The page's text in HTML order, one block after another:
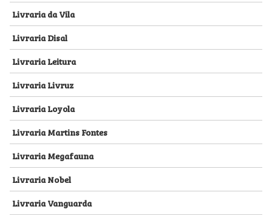
Livraria da Vila
Livraria Disal
Livraria Leitura
Livraria Livruz
Livraria Loyola
Livraria Martins Fontes
Livraria Megafauna
Livraria Nobel
Livraria Vanguarda